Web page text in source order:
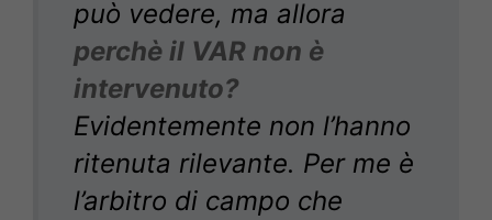
può vedere, ma allora
perchè il VAR non è
intervenuto?
Evidentemente non l’hanno
ritenuta rilevante. Per me è
l’arbitro di campo che